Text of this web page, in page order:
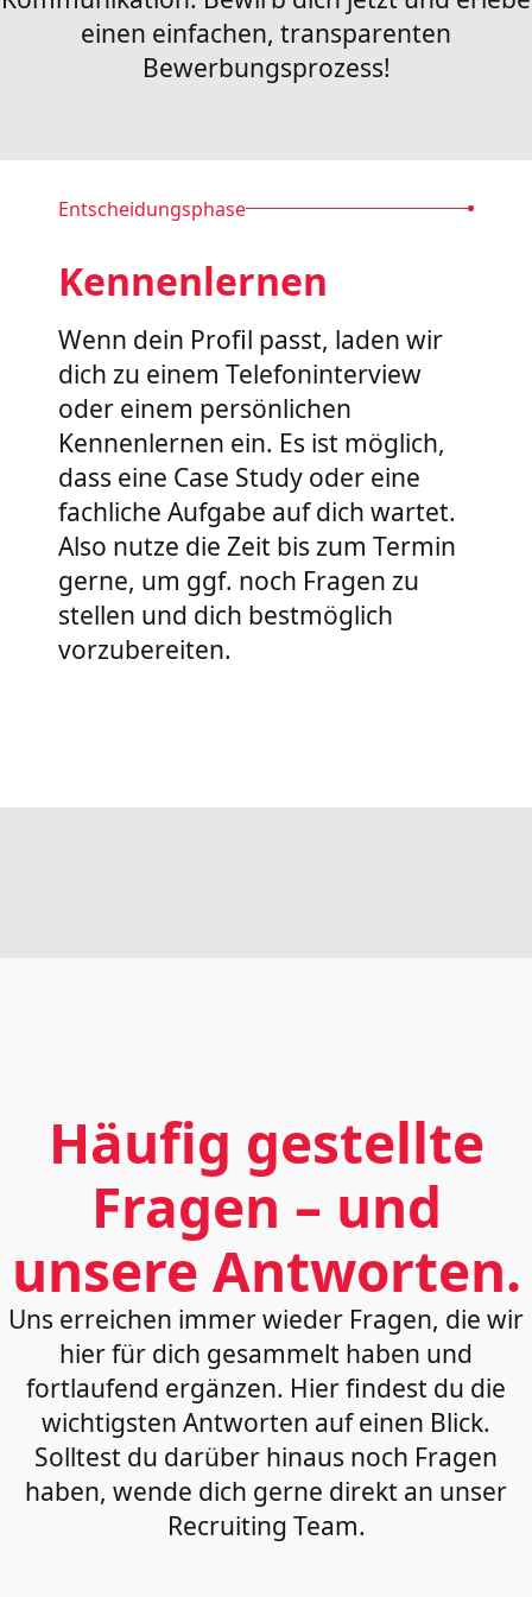
einen einfachen, transparenten
Bewerbungsprozess!
Entscheidungsphase
Kennenlernen
Wenn dein Profil passt, laden wir
dich zu einem Telefoninterview
oder einem persönlichen
Kennenlernen ein. Es ist möglich,
dass eine Case Study oder eine
fachliche Aufgabe auf dich wartet.
Also nutze die Zeit bis zum Termin
gerne, um ggf. noch Fragen zu
stellen und dich bestmöglich
vorzubereiten.
Häufig gestellte
Fragen – und
unsere Antworten.
Uns erreichen immer wieder Fragen, die wir
hier für dich gesammelt haben und
fortlaufend ergänzen. Hier findest du die
wichtigsten Antworten auf einen Blick.
Solltest du darüber hinaus noch Fragen
haben, wende dich gerne direkt an unser
Recruiting Team.